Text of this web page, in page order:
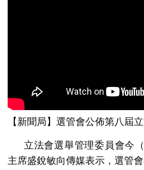
【新聞局】選管會公佈第八屆
立法會選舉管理委員會今
主席盛銳敏向傳媒表示，選管